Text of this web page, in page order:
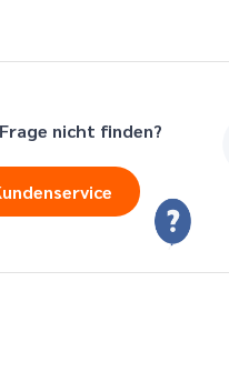
nicht finden?